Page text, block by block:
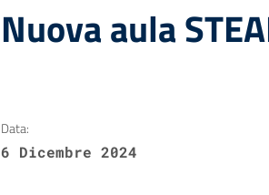
Nuova aula
Data:
6 Dicembre 2024